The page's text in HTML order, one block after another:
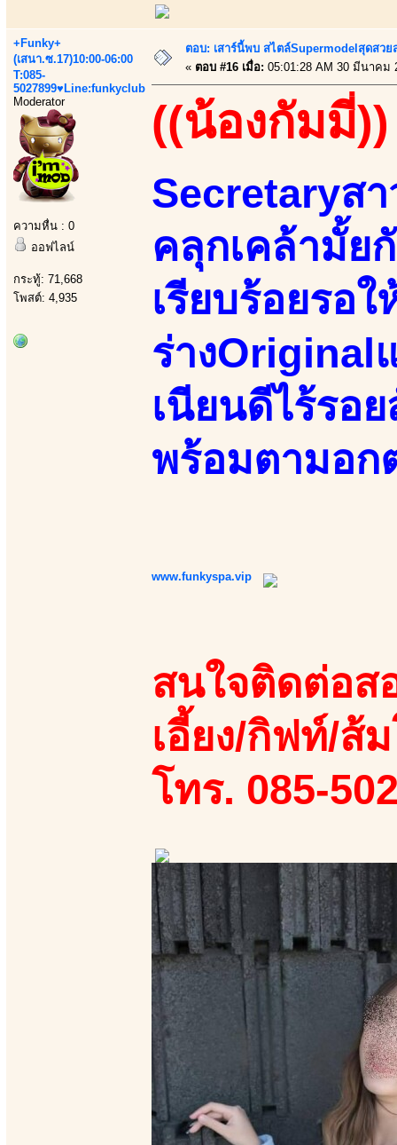
+Funky+
(เสนา.ซ.17)10:00-06:00
T:085-
5027899♥Line:funkyclub
Moderator
ความหื่น : 0
ออฟไลน์
กระทู้: 71,668
โพสต์: 4,935
ตอบ: เสาร์นี้พบ สไตล์Supermodelสุดสว
« ตอบ #16 เมื่อ: 05:01:28 AM 30 มีนาคม
((น้องกัมมี่))
Secretaryส
คลุกเคล้ามั้ย
เรียบร้อยรอ
ร่างOriginal
เนียนดีไร้รอ
พร้อมตามอก
www.funkyspa.vip
สนใจติดต่อส
เอี้ยง/กิฟท์/ส้
โทร. 085-